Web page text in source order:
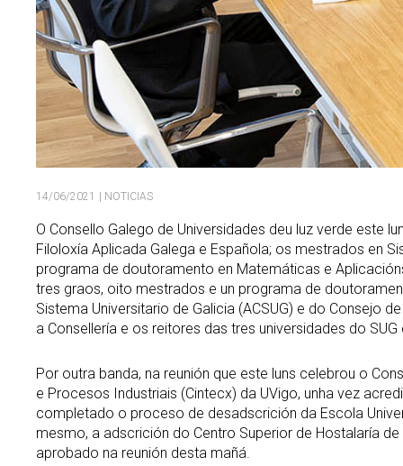
14/06/2021 | NOTICIAS
O Consello Galego de Universidades deu luz verde este
Filoloxía Aplicada Galega e Española; os mestrados en
programa de doutoramento en Matemáticas e
tres graos, oito mestrados e un programa de
Sistema Universitario de Galicia (ACSUG) e do Consejo
a Consellería e os reitores das tres universidades do SUG
Por outra banda, na reunión que este luns celebrou o
e Procesos Industriais (Cintecx) da UVigo, unha vez
completado o proceso de desadscrición da Escola
mesmo, a adscrición do Centro Superior de Hostalaría
aprobado na reunión desta mañá.